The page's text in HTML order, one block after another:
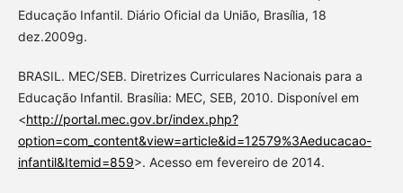
Educação Infantil. Diário Oficial da União, Brasília, 18
dez.2009g.
BRASIL. MEC/SEB. Diretrizes Curriculares Nacionais para a
Educação Infantil. Brasília: MEC, SEB, 2010. Disponível em
<http://portal.mec.gov.br/index.php?
option=com_content&view=article&id=12579%3Aeducacao-
infantil&Itemid=859>. Acesso em fevereiro de 2014.